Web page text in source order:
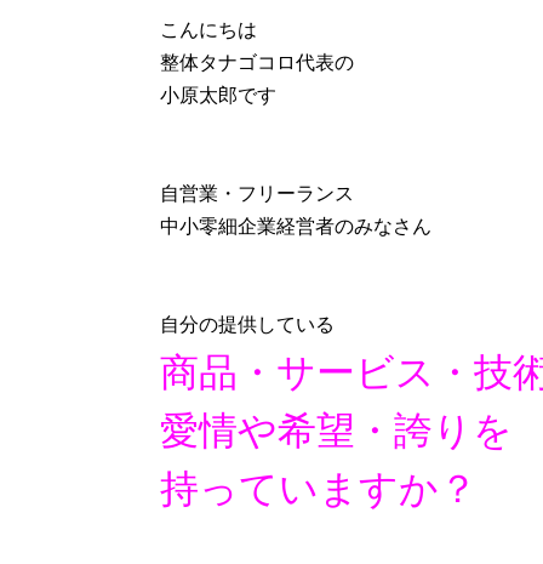
こんにちは
整体タナゴコロ代表の
小原太郎です
自営業・フリーランス
中小零細企業経営者のみなさん
自分の提供している
商品・サービス・技
愛情や希望・誇りを
持っていますか？